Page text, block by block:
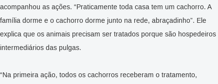
acompanhou as ações. “Praticamente toda casa tem um cachorro. A
família dorme e o cachorro dorme junto na rede, abraçadinho”. Ele
explica que os animais precisam ser tratados porque são hospedeiros
intermediários das pulgas.
“Na primeira ação, todos os cachorros receberam o tratamento,